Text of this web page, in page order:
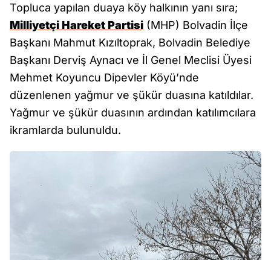
Topluca yapılan duaya köy halkının yanı sıra;
Milliyetçi Hareket Partisi (MHP) Bolvadin İlçe
Başkanı Mahmut Kızıltoprak, Bolvadin Belediye
Başkanı Derviş Aynacı ve İl Genel Meclisi Üyesi
Mehmet Koyuncu Dipevler Köyü’nde
düzenlenen yağmur ve şükür duasına katıldılar.
Yağmur ve şükür duasının ardından katılımcılara
ikramlarda bulunuldu.